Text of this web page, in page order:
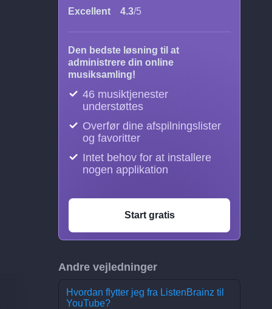
Excellent 4.3/5
Den bedste løsning til at
administrere din online
musiksamling!
46 musiktjenester
understøttes
Overfør dine afspilningslister
og favoritter
Intet behov for at installere
nogen applikation
Start gratis
Andre vejledninger
Hvordan flytter jeg fra ListenBrainz til
YouTube?